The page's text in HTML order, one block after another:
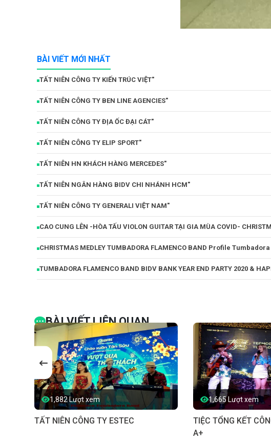
BÀI VIẾT MỚI NHẤT
TẤT NIÊN CÔNG TY KIẾN TRÚC VIỆT"
TẤT NIÊN CÔNG TY BEN LINE AGENCIES"
TẤT NIÊN CÔNG TY ĐỊA ỐC ĐẠI CÁT"
TẤT NIÊN CÔNG TY ELIP SPORT"
TẤT NIÊN HN KHÁCH HÀNG MERCEDES"
TẤT NIÊN NGÂN HÀNG BIDV CHI NHÁNH HCM"
TẤT NIÊN CÔNG TY GENERALI VIỆT NAM"
CAO CUNG LÊN -HÒA TẤU VIOLON GUITAR TẠI GIA MÙA COVID-
CHRISTMAS MEDLEY TUMBADORA FLAMENCO BAND Profile
TUMBADORA FLAMENCO BAND BIDV BANK YEAR END PARTY 2020 &
BÀI VIẾT LIÊN QUAN
1,882 Lượt xem
TẤT NIÊN CÔNG TY ESTEC
1,665 Lượt xem
TIỆC TỔNG KẾT
A+